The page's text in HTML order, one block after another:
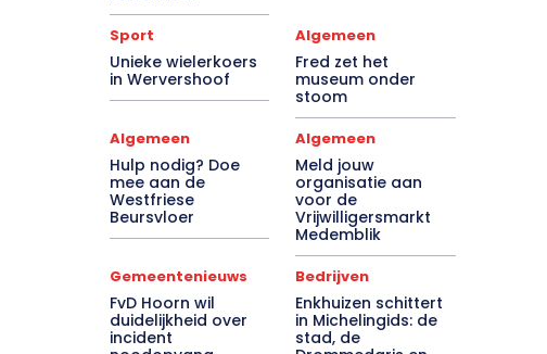
Sport
Unieke wielerkoers
in Wervershoof
Algemeen
Fred zet het
museum onder
stoom
Algemeen
Hulp nodig? Doe
mee aan de
Westfriese
Beursvloer
Algemeen
Meld jouw
organisatie aan
voor de
Vrijwilligersmarkt
Medemblik
Gemeentenieuws
FvD Hoorn wil
duidelijkheid over
incident
noodopvang
Bedrijven
Enkhuizen schittert
in Michelingids: de
stad, de
Drommedaris en